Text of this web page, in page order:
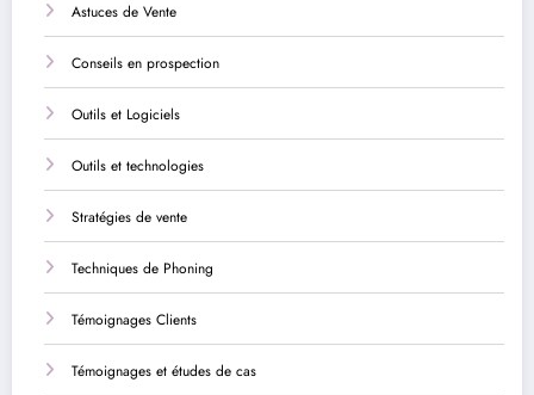
Astuces de Vente
Conseils en prospection
Outils et Logiciels
Outils et technologies
Stratégies de vente
Techniques de Phoning
Témoignages Clients
Témoignages et études de cas